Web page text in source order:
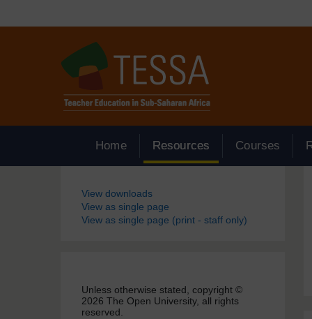
Home Resources Courses
Blocs
View downloads
View as single page
View as single page (print - staff only)
Unless otherwise stated, copyright ©
2026 The Open University, all rights
reserved.